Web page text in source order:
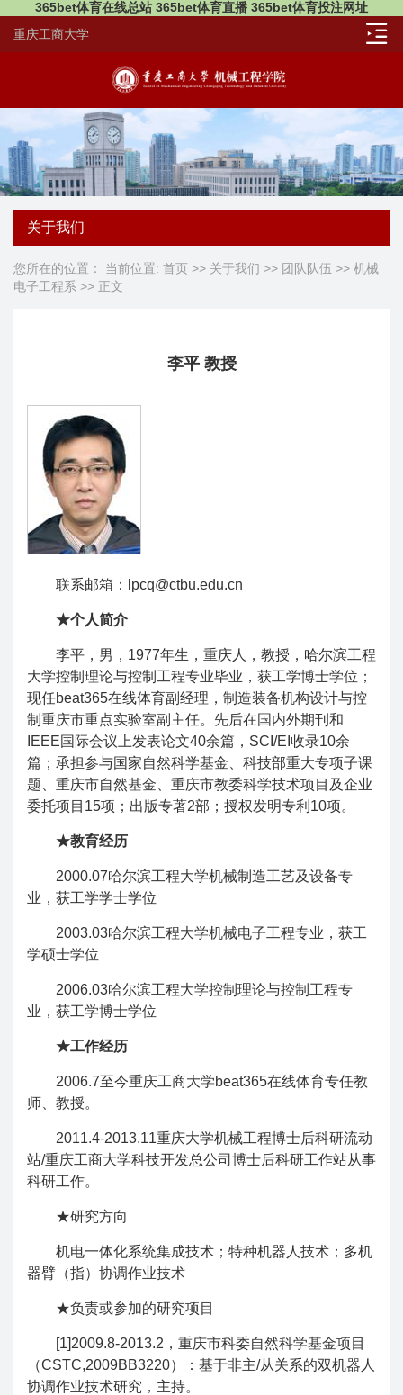
365bet体育在线总站 365bet体育直播 365bet体育投注网址
重庆工商大学
关于我们
您所在的位置： 当前位置: 首页 >> 关于我们 >> 团队队伍 >> 机械
电子工程系 >> 正文
李平 教授
联系邮箱：lpcq@ctbu.edu.cn
★个人简介
李平，男，1977年生，重庆人，教授，哈尔滨工程
大学控制理论与控制工程专业毕业，获工学博士学位；
现任beat365在线体育副经理，制造装备机构设计与控
制重庆市重点实验室副主任。先后在国内外期刊和
IEEE国际会议上发表论文40余篇，SCI/EI收录10余
篇；承担参与国家自然科学基金、科技部重大专项子课
题、重庆市自然基金、重庆市教委科学技术项目及企业
委托项目15项；出版专著2部；授权发明专利10项。
★教育经历
2000.07哈尔滨工程大学机械制造工艺及设备专
业，获工学学士学位
2003.03哈尔滨工程大学机械电子工程专业，获工
学硕士学位
2006.03哈尔滨工程大学控制理论与控制工程专
业，获工学博士学位
★工作经历
2006.7至今重庆工商大学beat365在线体育专任教
师、教授。
2011.4-2013.11重庆大学机械工程博士后科研流动
站/重庆工商大学科技开发总公司博士后科研工作站从事
科研工作。
★研究方向
机电一体化系统集成技术；特种机器人技术；多机
器臂（指）协调作业技术
★负责或参加的研究项目
[1]2009.8-2013.2，重庆市科委自然科学基金项目
（CSTC,2009BB3220）：基于非主/从关系的双机器人
协调作业技术研究，主持。